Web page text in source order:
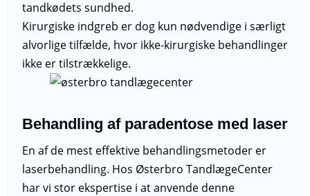
tandkødets sundhed.
Kirurgiske indgreb er dog kun nødvendige i særligt
alvorlige tilfælde, hvor ikke-kirurgiske behandlinger
ikke er tilstrækkelige.
Behandling af paradentose med laser
En af de mest effektive behandlingsmetoder er
laserbehandling. Hos Østerbro TandlægeCenter
har vi stor ekspertise i at anvende denne